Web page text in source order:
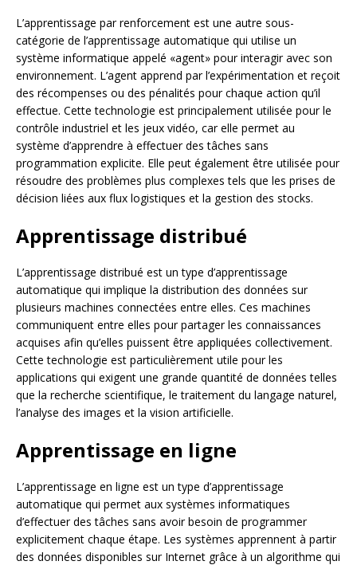
L’apprentissage par renforcement est une autre sous-
catégorie de l’apprentissage automatique qui utilise un
système informatique appelé «agent» pour interagir avec son
environnement. L’agent apprend par l’expérimentation et reçoit
des récompenses ou des pénalités pour chaque action qu’il
effectue. Cette technologie est principalement utilisée pour le
contrôle industriel et les jeux vidéo, car elle permet au
système d’apprendre à effectuer des tâches sans
programmation explicite. Elle peut également être utilisée pour
résoudre des problèmes plus complexes tels que les prises de
décision liées aux flux logistiques et la gestion des stocks.
Apprentissage distribué
L’apprentissage distribué est un type d’apprentissage
automatique qui implique la distribution des données sur
plusieurs machines connectées entre elles. Ces machines
communiquent entre elles pour partager les connaissances
acquises afin qu’elles puissent être appliquées collectivement.
Cette technologie est particulièrement utile pour les
applications qui exigent une grande quantité de données telles
que la recherche scientifique, le traitement du langage naturel,
l’analyse des images et la vision artificielle.
Apprentissage en ligne
L’apprentissage en ligne est un type d’apprentissage
automatique qui permet aux systèmes informatiques
d’effectuer des tâches sans avoir besoin de programmer
explicitement chaque étape. Les systèmes apprennent à partir
des données disponibles sur Internet grâce à un algorithme qui